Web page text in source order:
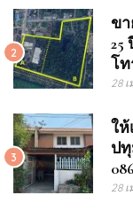
2
ข
25
โท
28
3
ให้
ป
28